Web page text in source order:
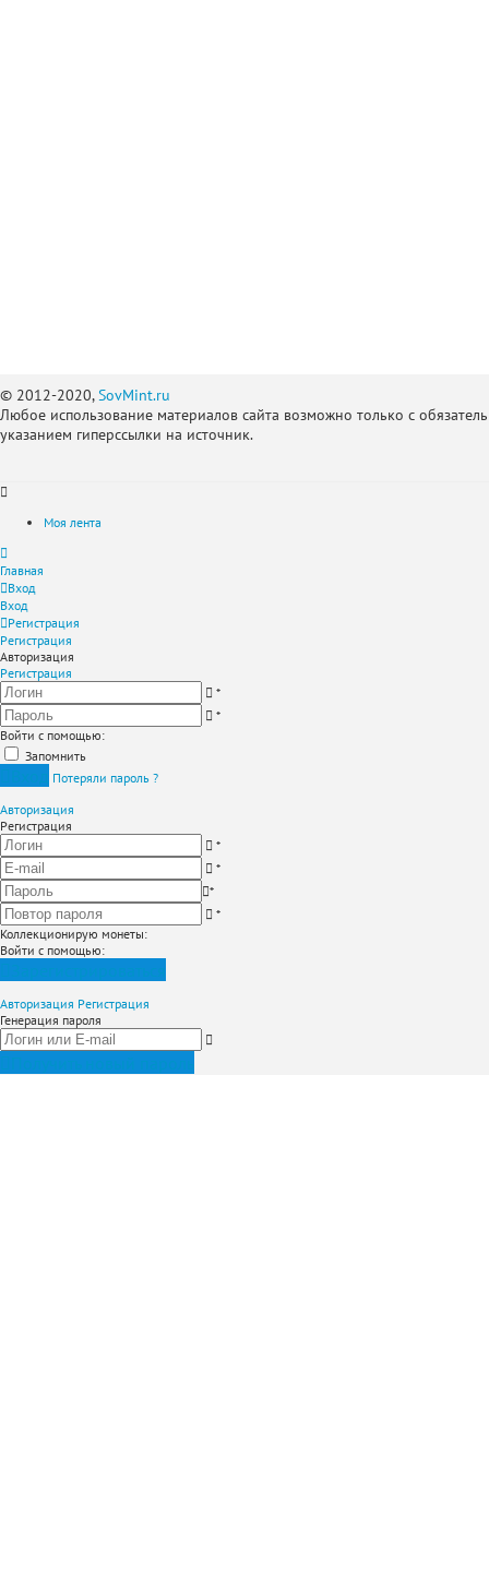
© 2012-2020,SovMint.ru
Любое использование материалов сайта возможно только с
указанием гиперссылки на источник.
Моя лента
Главная
Вход
Вход
Регистрация
Регистрация
Авторизация
Регистрация
*
*
Войти с помощью:
Запомнить
Потеряли пароль ?
Авторизация
Регистрация
*
*
*
*
Коллекционирую монеты:
Войти с помощью:
Авторизация Регистрация
Генерация пароля